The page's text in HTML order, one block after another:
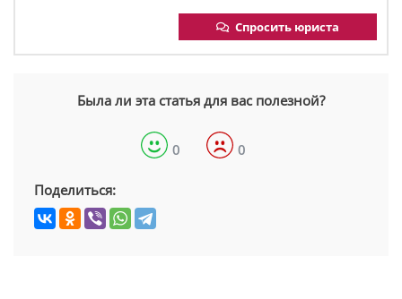
Спросить юриста
Была ли эта статья для вас полезной?
0 0
Поделиться: